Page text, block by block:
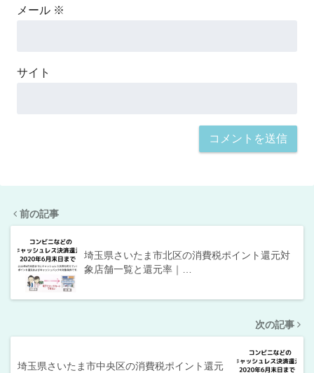
メール ※
サイト
前の記事
埼玉県さいたま市北区の消費税ポイント還元対
象店舗一覧と還元率｜…
次の記事
埼玉県さいたま市中央区の消費税ポイント還元